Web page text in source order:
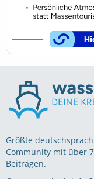
Größte
Community mit über
Beiträgen.